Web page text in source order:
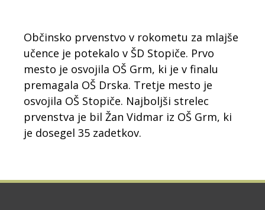
Občinsko prvenstvo v rokometu za mlajše
učence je potekalo v ŠD Stopiče. Prvo
mesto je osvojila OŠ Grm, ki je v finalu
premagala OŠ Drska. Tretje mesto je
osvojila OŠ Stopiče. Najboljši strelec
prvenstva je bil Žan Vidmar iz OŠ Grm, ki
je dosegel 35 zadetkov.